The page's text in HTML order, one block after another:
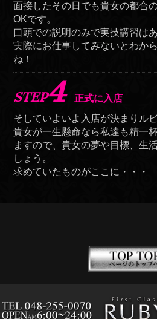
面接したその日でも貴女の都合
OKです。
口頭での説明のみで実技講習は
実際にお仕事してみないとわか
ね！
STEP4
正式に入店
そしていよいよ入店が決まりル
貴女が一生懸命なら私達も精一
ますので、貴女の夢や目標、生
しょう。
求めていたものがここに・・・